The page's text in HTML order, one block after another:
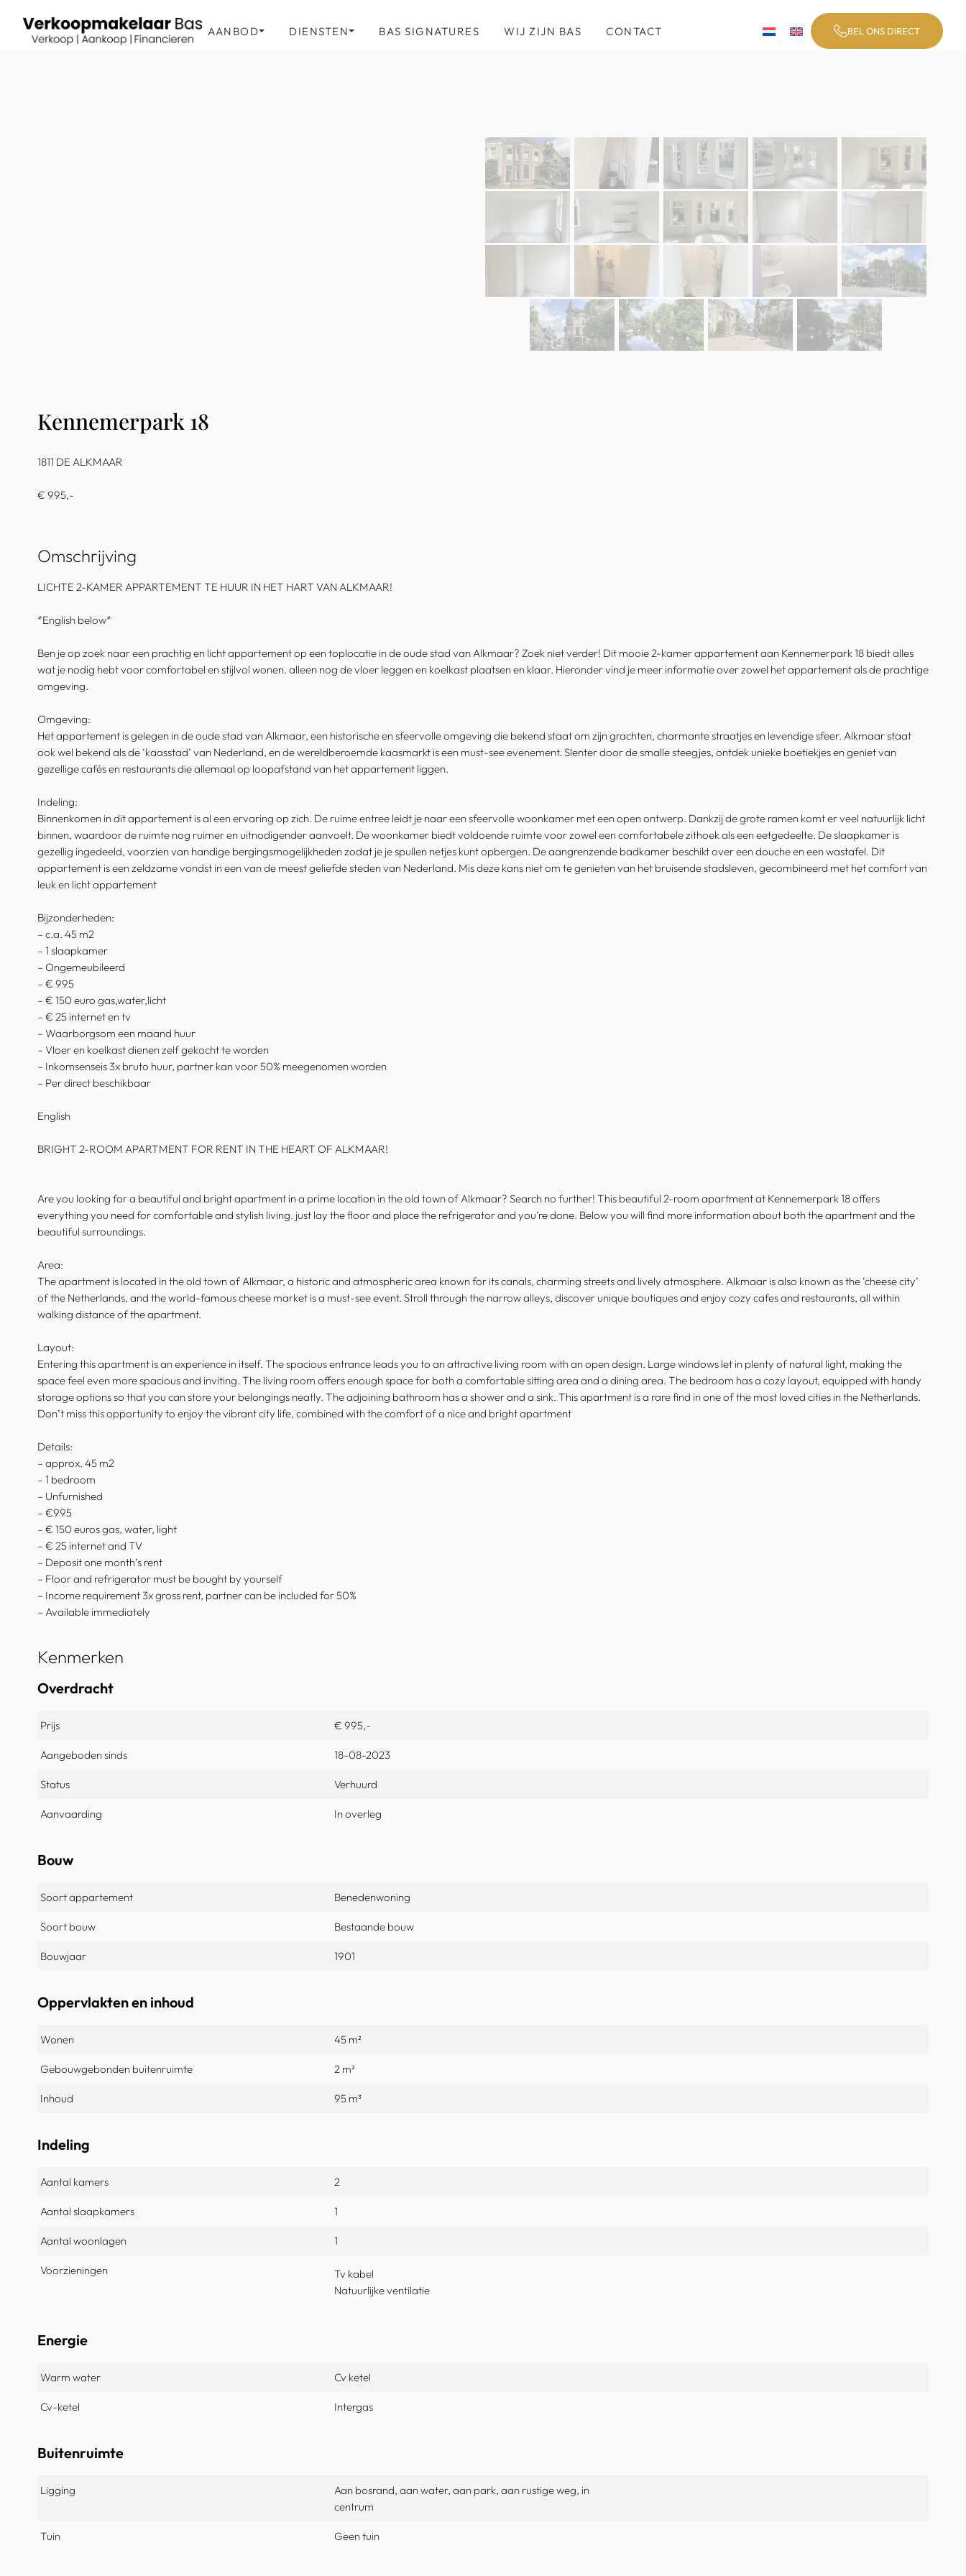
AANBOD DIENSTEN BAS SIGNATURES WIJ ZIJN BAS CONTACT BEL ONS DIRECT
Kennemerpark 18
1811 DE ALKMAAR
€ 995,-
Omschrijving
LICHTE 2-KAMER APPARTEMENT TE HUUR IN HET HART VAN ALKMAAR!
*English below*
Ben je op zoek naar een prachtig en licht appartement op een toplocatie in de oude stad van Alkmaar? Zoek niet verder! Dit mooie 2-kamer appartement aan Kennemerpark 18 biedt alles
wat je nodig hebt voor comfortabel en stijlvol wonen. alleen nog de vloer leggen en koelkast plaatsen en klaar. Hieronder vind je meer informatie over zowel het appartement als de prachtige
omgeving.
Omgeving:
Het appartement is gelegen in de oude stad van Alkmaar, een historische en sfeervolle omgeving die bekend staat om zijn grachten, charmante straatjes en levendige sfeer. Alkmaar staat
ook wel bekend als de ‘kaasstad’ van Nederland, en de wereldberoemde kaasmarkt is een must-see evenement. Slenter door de smalle steegjes, ontdek unieke boetiekjes en geniet van
gezellige cafés en restaurants die allemaal op loopafstand van het appartement liggen.
Indeling:
Binnenkomen in dit appartement is al een ervaring op zich. De ruime entree leidt je naar een sfeervolle woonkamer met een open ontwerp. Dankzij de grote ramen komt er veel natuurlijk licht
binnen, waardoor de ruimte nog ruimer en uitnodigender aanvoelt. De woonkamer biedt voldoende ruimte voor zowel een comfortabele zithoek als een eetgedeelte. De slaapkamer is
gezellig ingedeeld, voorzien van handige bergingsmogelijkheden zodat je je spullen netjes kunt opbergen. De aangrenzende badkamer beschikt over een douche en een wastafel. Dit
appartement is een zeldzame vondst in een van de meest geliefde steden van Nederland. Mis deze kans niet om te genieten van het bruisende stadsleven, gecombineerd met het comfort van
leuk en licht appartement
Bijzonderheden:
– c.a. 45 m2
– 1 slaapkamer
– Ongemeubileerd
– € 995
– € 150 euro gas,water,licht
– € 25 internet en tv
– Waarborgsom een maand huur
– Vloer en koelkast dienen zelf gekocht te worden
– Inkomsenseis 3x bruto huur, partner kan voor 50% meegenomen worden
– Per direct beschikbaar
English
BRIGHT 2-ROOM APARTMENT FOR RENT IN THE HEART OF ALKMAAR!
Are you looking for a beautiful and bright apartment in a prime location in the old town of Alkmaar? Search no further! This beautiful 2-room apartment at Kennemerpark 18 offers
everything you need for comfortable and stylish living. just lay the floor and place the refrigerator and you’re done. Below you will find more information about both the apartment and the
beautiful surroundings.
Area:
The apartment is located in the old town of Alkmaar, a historic and atmospheric area known for its canals, charming streets and lively atmosphere. Alkmaar is also known as the ‘cheese city’
of the Netherlands, and the world-famous cheese market is a must-see event. Stroll through the narrow alleys, discover unique boutiques and enjoy cozy cafes and restaurants, all within
walking distance of the apartment.
Layout:
Entering this apartment is an experience in itself. The spacious entrance leads you to an attractive living room with an open design. Large windows let in plenty of natural light, making the
space feel even more spacious and inviting. The living room offers enough space for both a comfortable sitting area and a dining area. The bedroom has a cozy layout, equipped with handy
storage options so that you can store your belongings neatly. The adjoining bathroom has a shower and a sink. This apartment is a rare find in one of the most loved cities in the Netherlands.
Don’t miss this opportunity to enjoy the vibrant city life, combined with the comfort of a nice and bright apartment
Details:
– approx. 45 m2
– 1 bedroom
– Unfurnished
– €995
– € 150 euros gas, water, light
– € 25 internet and TV
– Deposit one month’s rent
– Floor and refrigerator must be bought by yourself
– Income requirement 3x gross rent, partner can be included for 50%
– Available immediately
Kenmerken
Overdracht
Prijs € 995,-
Aangeboden sinds 18-08-2023
Status Verhuurd
Aanvaarding In overleg
Bouw
Soort appartement Benedenwoning
Soort bouw Bestaande bouw
Bouwjaar 1901
Oppervlakten en inhoud
Wonen 45 m²
Gebouwgebonden buitenruimte 2 m²
Inhoud 95 m³
Indeling
Aantal kamers 2
Aantal slaapkamers 1
Aantal woonlagen 1
Voorzieningen
Tv kabel
Natuurlijke ventilatie
Energie
Warm water Cv ketel
Cv-ketel Intergas
Buitenruimte
Ligging
Aan bosrand, aan water, aan park, aan rustige weg, in
centrum
Tuin Geen tuin